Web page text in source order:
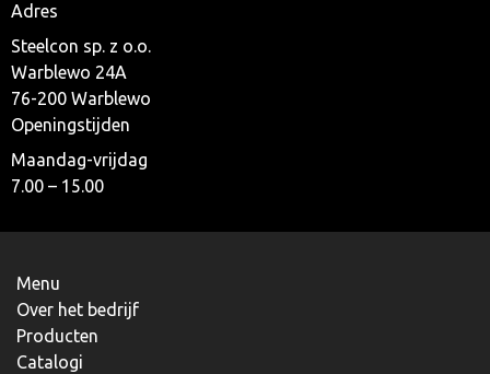
Adres
Steelcon sp. z o.o.
Warblewo 24A
76-200 Warblewo
Openingstijden
Maandag-vrijdag
7.00 – 15.00
Menu
Over het bedrijf
Producten
Catalogi